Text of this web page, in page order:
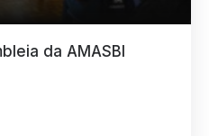
da AMASBI